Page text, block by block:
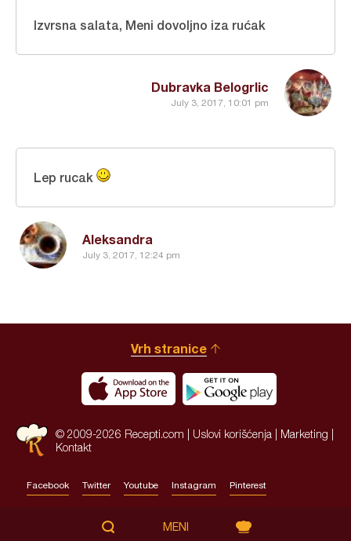
Dubravka Belogrlic
July 3, 2017, 10:01 pm
Izvrsna salata, Meni dovoljno iza rućak
Aleksandra
July 3, 2017, 12:24 pm
Lep rucak
Vrh stranice
© 2009-2026 Recepti.com | Uslovi korišćenja Marketing
Kontakt
Facebook Twitter Youtube Instagram Pinterest